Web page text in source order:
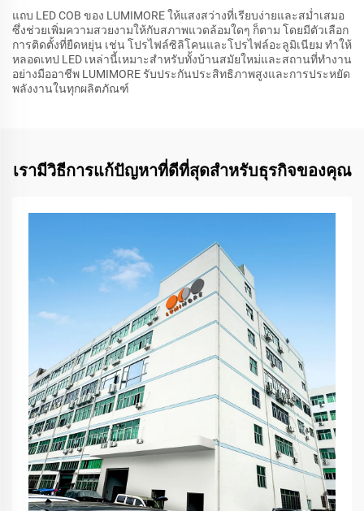
แถบ LED COB ของ LUMIMORE ให้แสงสว่างที่เรียบง่ายและสม่ำเสมอ
ซึ่งช่วยเพิ่มความสวยงามให้กับสภาพแวดล้อมใดๆ ก็ตาม โดยมีตัวเลือก
การติดตั้งที่ยืดหยุ่น เช่น โปรไฟล์ซิลิโคนและโปรไฟล์อะลูมิเนียม ทำให้
หลอดเทป LED เหล่านี้เหมาะสำหรับทั้งบ้านสมัยใหม่และสถานที่ทำงาน
อย่างมืออาชีพ LUMIMORE รับประกันประสิทธิภาพสูงและการประหยัด
พลังงานในทุกผลิตภัณฑ์
เรามีวิธีการแก้ปัญหาที่ดีที่สุดสำหรับธุรกิจของคุณ